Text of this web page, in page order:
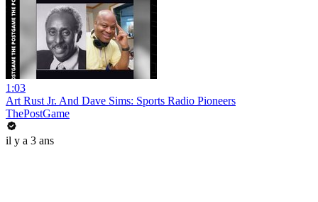
1:03
Art Rust Jr. And Dave Sims: Sports Radio Pioneers
ThePostGame
il y a 3 ans